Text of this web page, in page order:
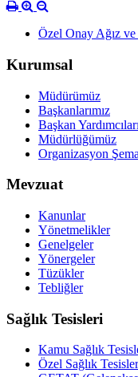
Özel Onay Ağız
Kurumsal
Müdürümüz
Başkanlarımız
Başkan
Müdürlüğümüz
Organizasyon
Mevzuat
Kanunlar
Yönetmelikler
Genelgeler
Yönergeler
Tüzükler
Tebliğler
Sağlık Tesisleri
Kamu Sağlık
Özel Sağlık